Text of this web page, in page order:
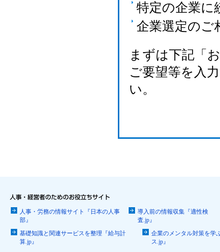
特定の企業に
企業選定のご
まずは下記「
ご要望等を入
い。
人事・労務の情報サイト『日本の人事
部』
導入前の情報収集『適性検
査.jp』
基礎知識と関連サービスを整理『給与計
算.jp』
企業のメンタル対策を学
ス.jp』